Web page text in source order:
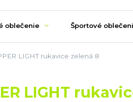
oblečenie Športové
LIGHT rukavice zelená 8
LIGHT